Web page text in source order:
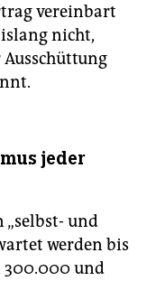
vereinbart
nicht,
jeder
„selbst- und
werden bis
300.000 und